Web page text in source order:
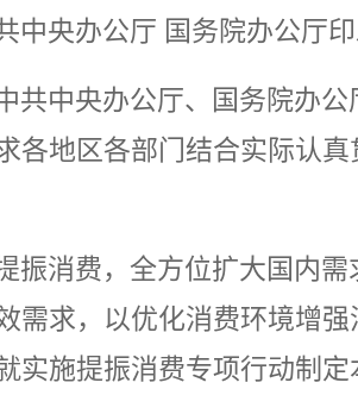
中央办公厅 国务院办公厅
共中央办公厅、国务院办
各地区各部门结合实际认
振消费，全方位扩大国内
需求，以优化消费环境增
实施提振消费专项行动制定